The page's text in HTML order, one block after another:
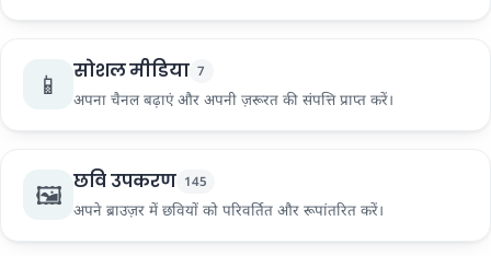
📱 सोशल मीडिया 7
अपना चैनल बढ़ाएं और अपनी ज़रूरत की संपत्ति प्राप्त करें।
🖼️ छवि उपकरण 145
अपने ब्राउज़र में छवियों को परिवर्तित और रूपांतरित करें।